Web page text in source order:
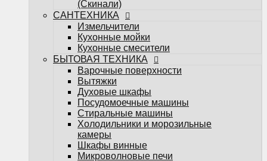
Телевизоры
СИСТЕМЫ ВЁДЕР
РЕЙЛИНГОВЫЕ СИСТЕМЫ
МЕБЕЛЬНЫЕ РУЧКИ
ПРОФИЛЬ - РУЧКИ
РУЧКИ - СКОБЫ
РУЧКИ - РАКОВИНЫ
РУЧКИ - РЕЙЛИНГИ
РУЧКИ - КНОПКИ
РУЧКИ-КАПЛИ
МЕБЕЛЬНЫЕ КРЮЧКИ
Поддоны под мойку
Посудосушители
Кухонные лотки
(Скинали)
САНТЕХНИКА
Измельчители
Кухонные мойки
Кухонные смесители
БЫТОВАЯ ТЕХНИКА
Варочные поверхности
Вытяжки
Духовые шкафы
Посудомоечные машины
Стиральные машины
Холодильники и морозильные
камеры
Шкафы винные
Микроволновые печи